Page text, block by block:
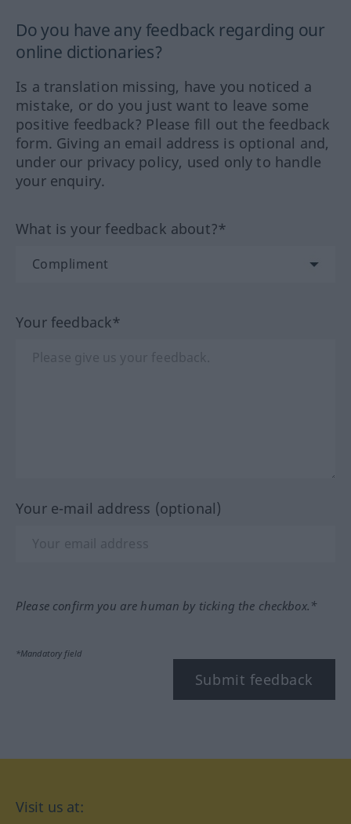
Do you have any feedback regarding our
online dictionaries?
Is a translation missing, have you noticed a
mistake, or do you just want to leave some
positive feedback? Please fill out the feedback
form. Giving an email address is optional and,
under our privacy policy, used only to handle
your enquiry.
What is your feedback about?*
Your feedback*
Your e-mail address (optional)
Please confirm you are human by ticking the checkbox.*
*Mandatory field
Submit feedback
Visit us at: